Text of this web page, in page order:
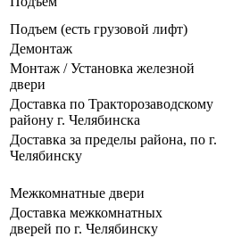
Подъем (есть грузовой лифт)
Демонтаж
Монтаж / Установка железной
двери
Доставка по Тракторозаводскому
району г. Челябинска
Доставка за пределы района, по г.
Челябинску
Межкомнатные двери
Доставка межкомнатных
дверей по г. Челябинску